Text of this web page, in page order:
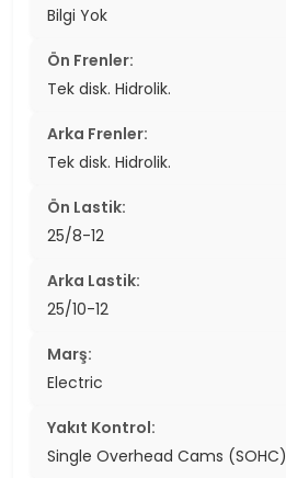
Bilgi Yok
Ön Frenler:
Tek disk. Hidrolik.
Arka Frenler:
Tek disk. Hidrolik.
Ön Lastik:
25/8-12
Arka Lastik:
25/10-12
Marş:
Electric
Yakıt Kontrol:
Single Overhead Cams (SOHC)